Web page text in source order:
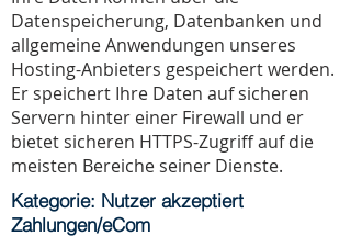
Datenspeicherung, Datenbanken und
allgemeine Anwendungen unseres
Hosting-Anbieters gespeichert werden.
Er speichert Ihre Daten auf sicheren
Servern hinter einer Firewall und er
bietet sicheren HTTPS-Zugriff auf die
meisten Bereiche seiner Dienste.
Kategorie: Nutzer akzeptiert
Zahlungen/eCom